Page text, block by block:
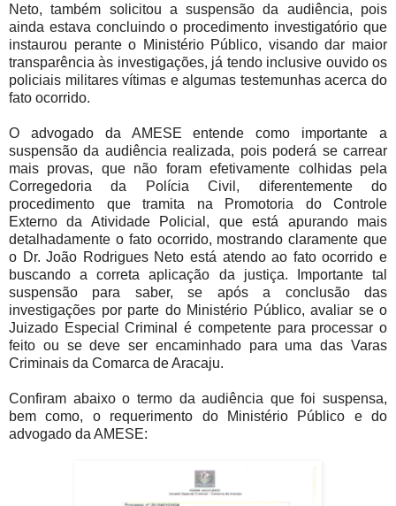
Neto, também solicitou a suspensão da audiência, pois
ainda estava concluindo o procedimento investigatório que
instaurou perante o Ministério Público, visando dar maior
transparência às investigações, já tendo inclusive ouvido os
policiais militares vítimas e algumas testemunhas acerca do
fato ocorrido.
O advogado da AMESE entende como importante a
suspensão da audiência realizada, pois poderá se carrear
mais provas, que não foram efetivamente colhidas pela
Corregedoria da Polícia Civil, diferentemente do
procedimento que tramita na Promotoria do Controle
Externo da Atividade Policial, que está apurando mais
detalhadamente o fato ocorrido, mostrando claramente que
o Dr. João Rodrigues Neto está atendo ao fato ocorrido e
buscando a correta aplicação da justiça. Importante tal
suspensão para saber, se após a conclusão das
investigações por parte do Ministério Público, avaliar se o
Juizado Especial Criminal é competente para processar o
feito ou se deve ser encaminhado para uma das Varas
Criminais da Comarca de Aracaju.
Confiram abaixo o termo da audiência que foi suspensa,
bem como, o requerimento do Ministério Público e do
advogado da AMESE: